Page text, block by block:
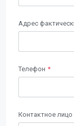
Адрес
Телефон
Контактное лицо